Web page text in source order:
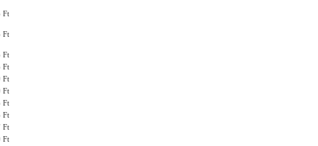
Ft
Ft
Ft
Ft
Ft
Ft
Ft
Ft
Ft
Ft